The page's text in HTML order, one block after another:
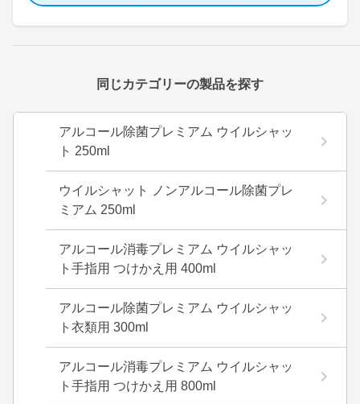
同じカテゴリーの製品を探す
アルコール除菌プレミアム ウイルシャッ
ト 250ml
ウイルシャット ノンアルコール除菌プレ
ミアム 250ml
アルコール消毒プレミアム ウイルシャッ
ト手指用 つけかえ用 400ml
アルコール除菌プレミアム ウイルシャッ
ト衣類用 300ml
アルコール消毒プレミアム ウイルシャッ
ト手指用 つけかえ用 800ml